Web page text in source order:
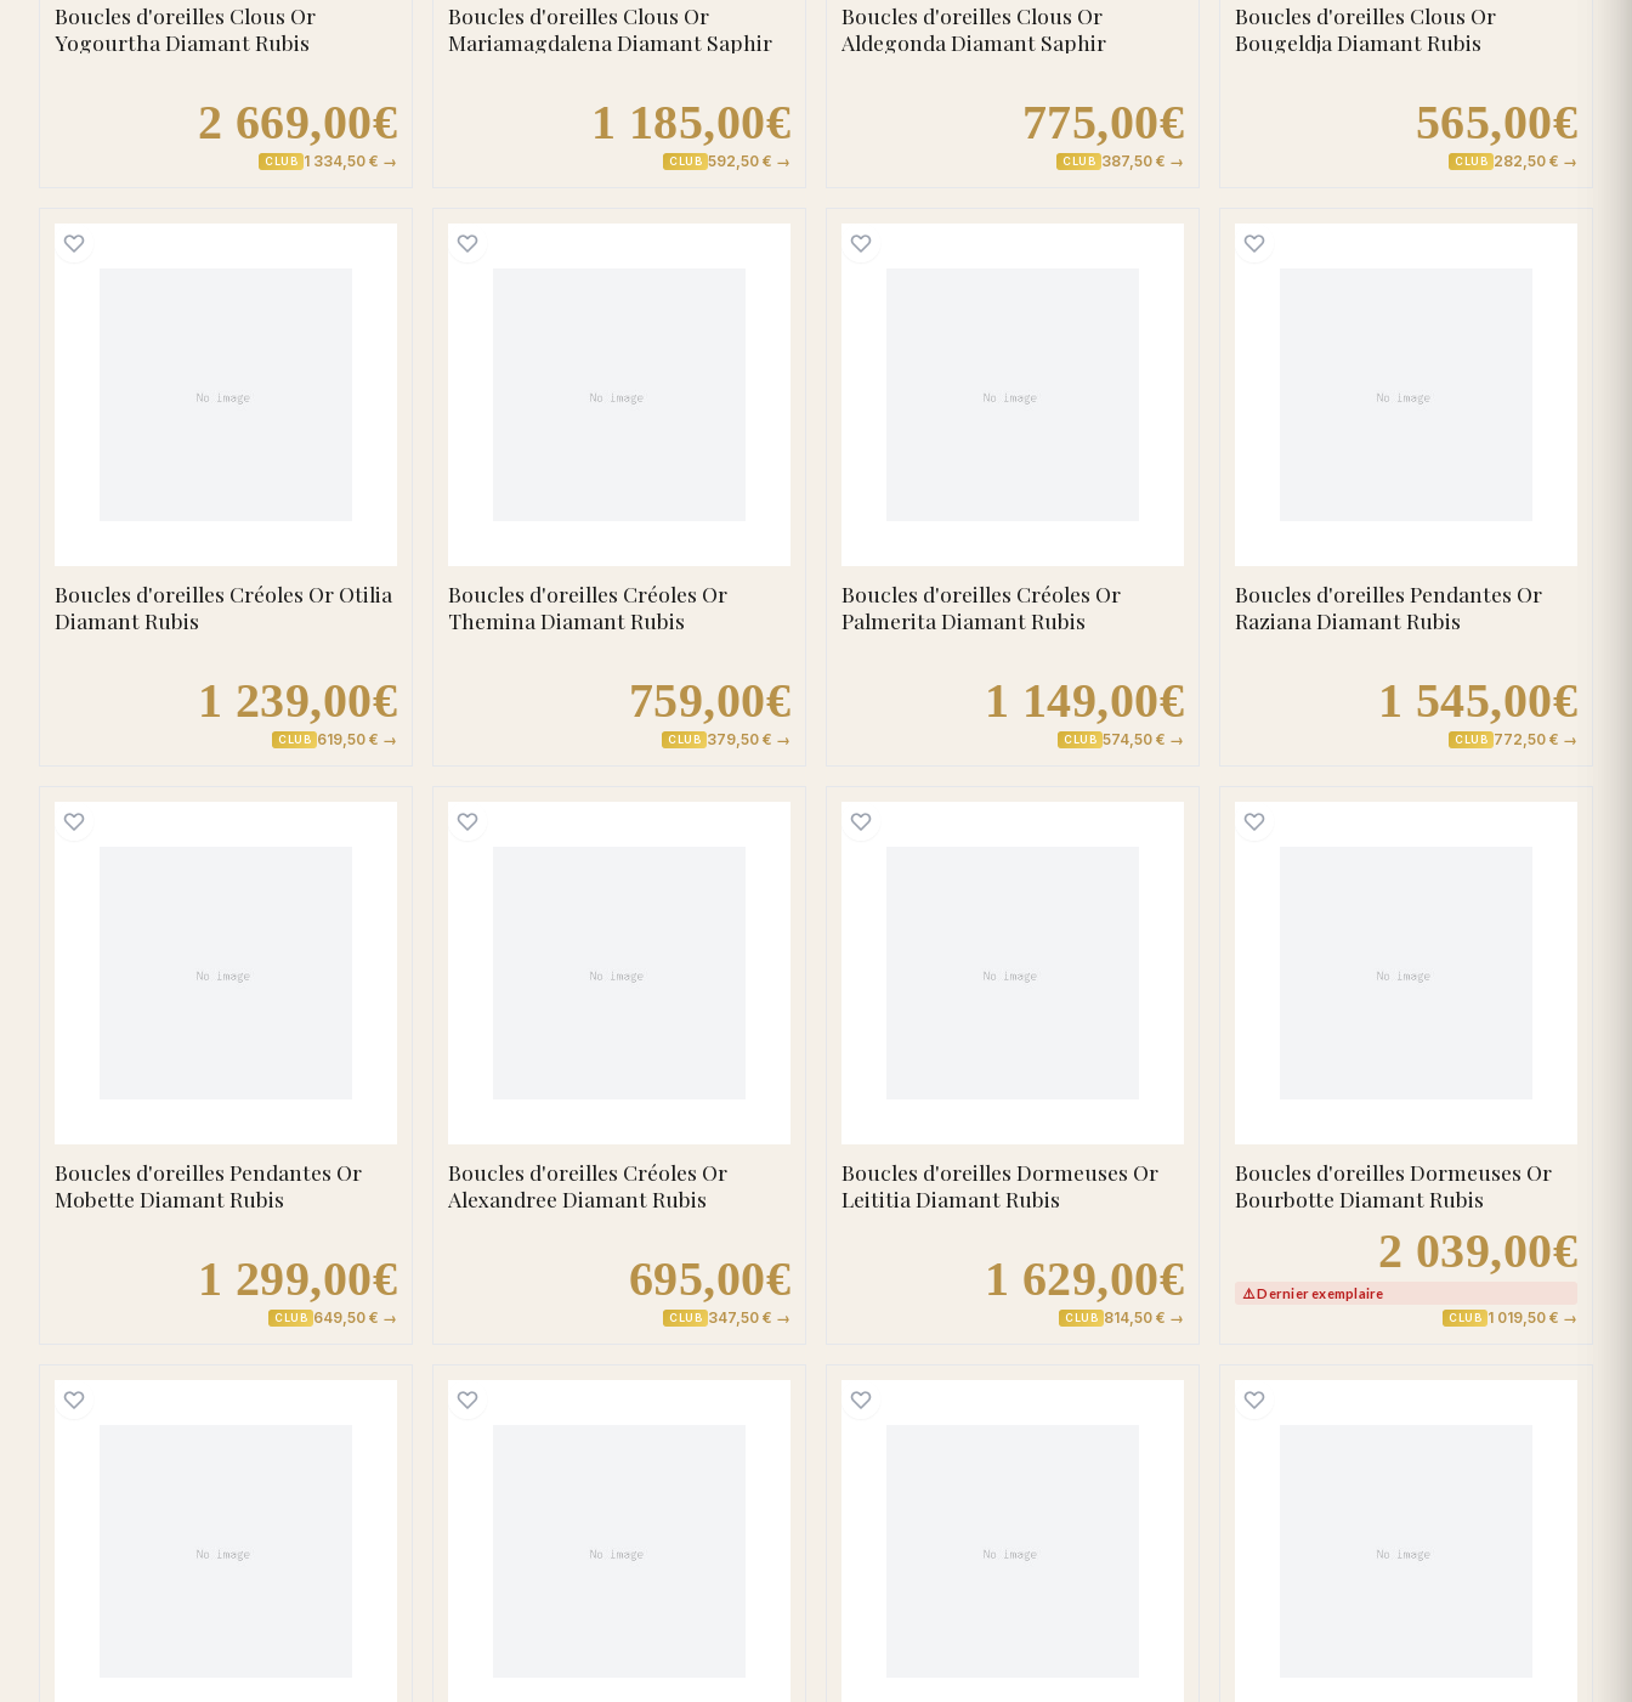
Boucles d'oreilles Clous Or
Yogourtha Diamant Rubis
2 669,00€
CLUB 1 334,50 € →
Boucles d'oreilles Clous Or
Mariamagdalena Diamant Saphir
1 185,00€
CLUB 592,50 € →
Boucles d'oreilles Clous Or
Aldegonda Diamant Saphir
775,00€
CLUB 387,50 € →
Boucles d'oreilles Clous Or
Bougeldja Diamant Rubis
565,00€
CLUB 282,50 € →
Boucles d'oreilles Créoles Or Otilia Diamant Rubis
Boucles d'oreilles Créoles Or Otilia
Diamant Rubis
1 239,00€
CLUB 619,50 € →
Boucles d'oreilles Créoles Or Themina Diamant Rubis
Boucles d'oreilles Créoles Or
Themina Diamant Rubis
759,00€
CLUB 379,50 € →
Boucles d'oreilles Créoles Or Palmerita Diamant Rubis
Boucles d'oreilles Créoles Or
Palmerita Diamant Rubis
1 149,00€
CLUB 574,50 € →
Boucles d'oreilles Pendantes Or
Raziana Diamant Rubis
1 545,00€
CLUB 772,50 € →
Boucles d'oreilles Pendantes Or Mobette Diamant Rubis
Boucles d'oreilles Pendantes Or
Mobette Diamant Rubis
1 299,00€
CLUB 649,50 € →
Boucles d'oreilles Créoles Or Alexandree Diamant Rubis
Boucles d'oreilles Créoles Or
Alexandree Diamant Rubis
695,00€
CLUB 347,50 € →
Boucles d'oreilles Dormeuses Or Leititia Diamant Rubis
Boucles d'oreilles Dormeuses Or
Leititia Diamant Rubis
1 629,00€
CLUB 814,50 € →
Boucles d'oreilles Dormeuses Or
Bourbotte Diamant Rubis
2 039,00€
⚠️ Dernier exemplaire
CLUB 1 019,50 € →
Boucles d'oreilles Clous Or Jaune et Blanc Rwiza Diamant RubisBoucles d'oreilles Clous Or Amalorpavapriya DiamantBoucles d'oreilles Clous Or Diamant Coeur